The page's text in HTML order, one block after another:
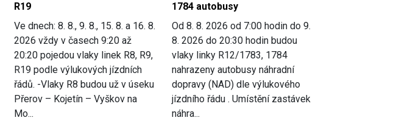
R19
Ve dnech: 8. 8., 9. 8., 15. 8. a 16. 8.
2026 vždy v časech 9:20 až
20:20 pojedou vlaky linek R8, R9,
R19 podle výlukových jízdních
řádů. -Vlaky R8 budou už v úseku
Přerov – Kojetín – Vyškov na
Mo...
1784 autobusy
Od 8. 8. 2026 od 7:00 hodin do 9.
8. 2026 do 20:30 hodin budou
vlaky linky R12/1783, 1784
nahrazeny autobusy náhradní
dopravy (NAD) dle výlukového
jízdního řádu . Umístění zastávek
náhra...